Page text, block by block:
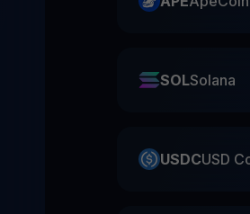
SOLSolana
USDCUSD